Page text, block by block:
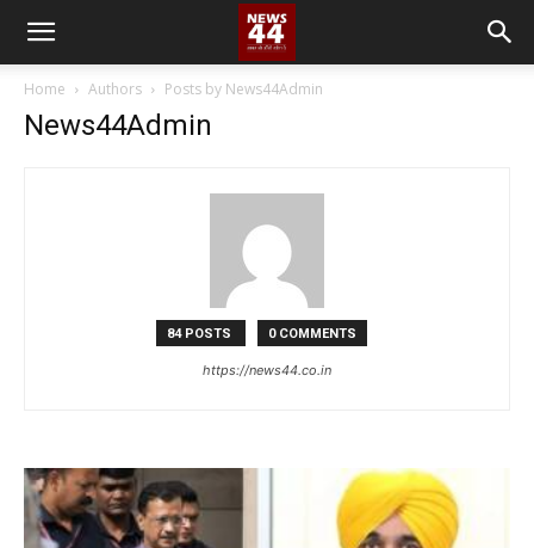
Home Authors Posts by News44Admin
News44Admin
84 POSTS 0 COMMENTS
https://news44.co.in